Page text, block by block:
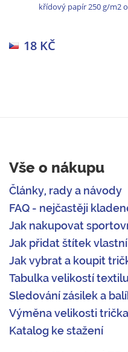
křídový papír 250 g/m2
18 KČ
Vše o nákupu
Články, rady a návody
FAQ - nejčastěji
Jak nakupovat
Jak přidat štítek
Jak vybrat a koupit
Tabulka velikostí
Sledování zásilek a
Výměna velikosti trička
Katalog ke stažení